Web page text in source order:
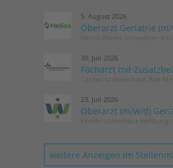
5. August 2026
Oberarzt Geriatrie
30. Juli 2026
Facharzt mit
23. Juli 2026
Oberarzt (m/w/d)
weitere Anzeigen im